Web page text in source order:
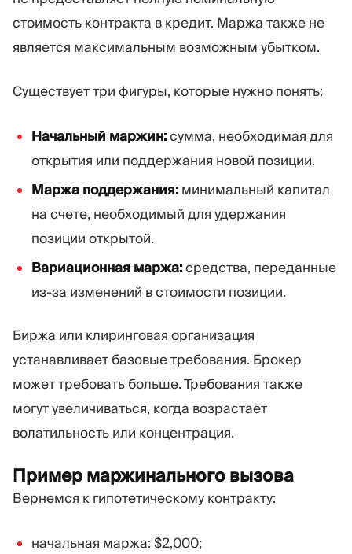
стоимость контракта в кредит. Маржа также не
является максимальным возможным убытком.
Существует три фигуры, которые нужно понять:
Начальный маржин:сумма, необходимая для
открытия или поддержания новой позиции.
Маржа поддержания:минимальный капитал
на счете, необходимый для удержания
позиции открытой.
Вариационная маржа:средства, переданные
из-за изменений в стоимости позиции.
Биржа или клиринговая организация
устанавливает базовые требования. Брокер
может требовать больше. Требования также
могут увеличиваться, когда возрастает
волатильность или концентрация.
Пример маржинального вызова
Вернемся к гипотетическому контракту:
начальная маржа: $2,000;